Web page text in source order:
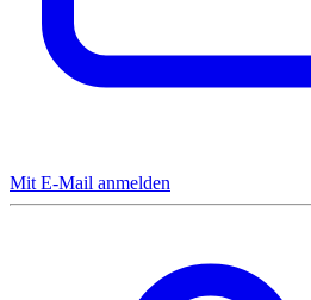
Mit E-Mail anmelden